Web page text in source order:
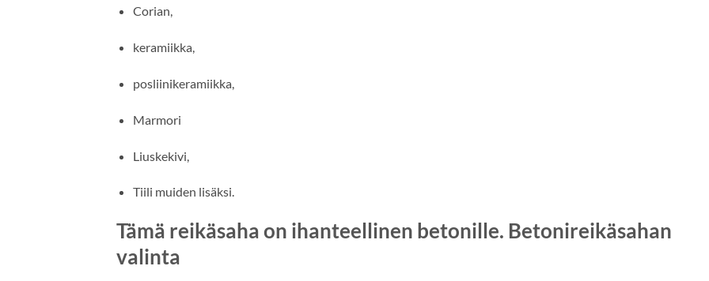
Corian,
keramiikka,
posliinikeramiikka,
Marmori
Liuskekivi,
Tiili muiden lisäksi.
Tämä reikäsaha on ihanteellinen betonille. Betonireikäsahan
valinta